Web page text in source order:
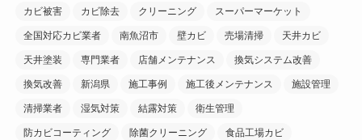
カビ被害 カビ除去 クリーニング スーパーマーケット
全国対応カビ業者 南魚沼市 壁カビ 売場清掃 天井カビ
天井塗装 専門業者 店舗メンテナンス 換気システム改善
換気改善 新潟県 施工事例 施工後メンテナンス 施設管理
清掃業者 湿気対策 結露対策 衛生管理
防カビコーティング 除菌クリーニング 食品工場カビ